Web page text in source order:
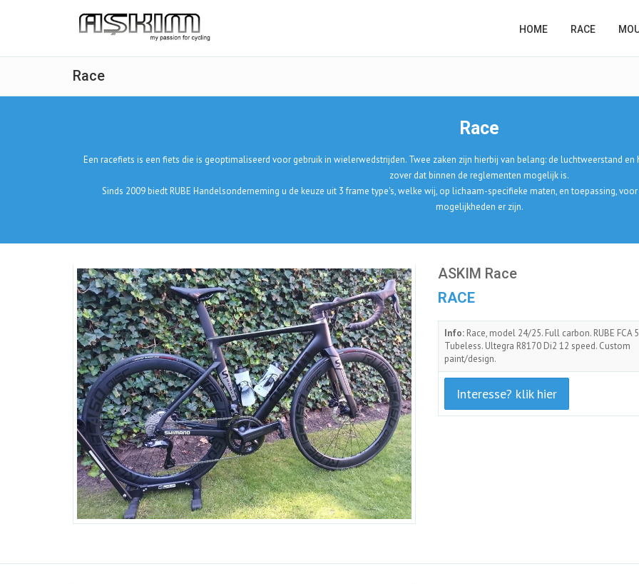
HOME RACE
Race
Race
Een racefiets is een fiets die is geoptimaliseerd voor gebruik in wielerwedstrijden. Twee zaken zijn hierbij van belang: de luchtweerstand
zover dat binnen de reglementen mogelijk is.
Sinds 2009 biedt RUBE Handelsonderneming u de keuze uit 3 frame type's, welke wij, op lichaam-specifieke maten, en toepassing,
mogelijkheden er zijn.
ASKIM Race
RACE
Info:Race, model 24/25. Full carbon. RUBE FCA
Tubeless. Ultegra R8170 Di2 12 speed. Custom
paint/design.
Interesse? klik hier